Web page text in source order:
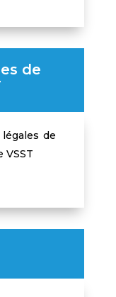
de
de
VSST